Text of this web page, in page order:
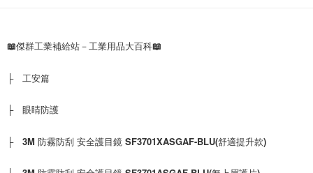
📖傑群工業補給站－工業用品大百科📖
├　工安篇
├　眼睛防護
├　3M 防霧防刮 安全護目鏡 SF3701XASGAF-BLU(舒適提升款)